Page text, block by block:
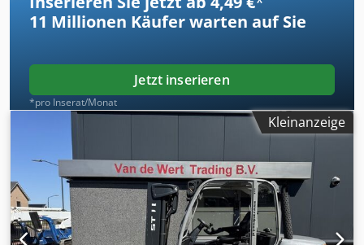
11 Millionen Käufer warten auf Sie
Jetzt inserieren
*pro Inserat/Monat
Kleinanzeige